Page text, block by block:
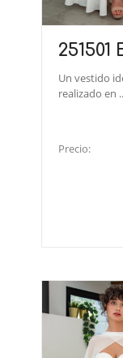
Un vestido
realizado en
Precio: